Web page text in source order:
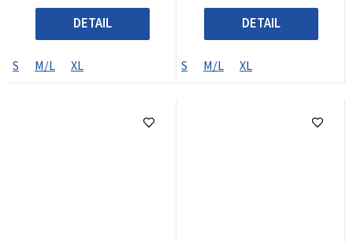
DETAIL
S M/L XL
DETAIL
S M/L XL